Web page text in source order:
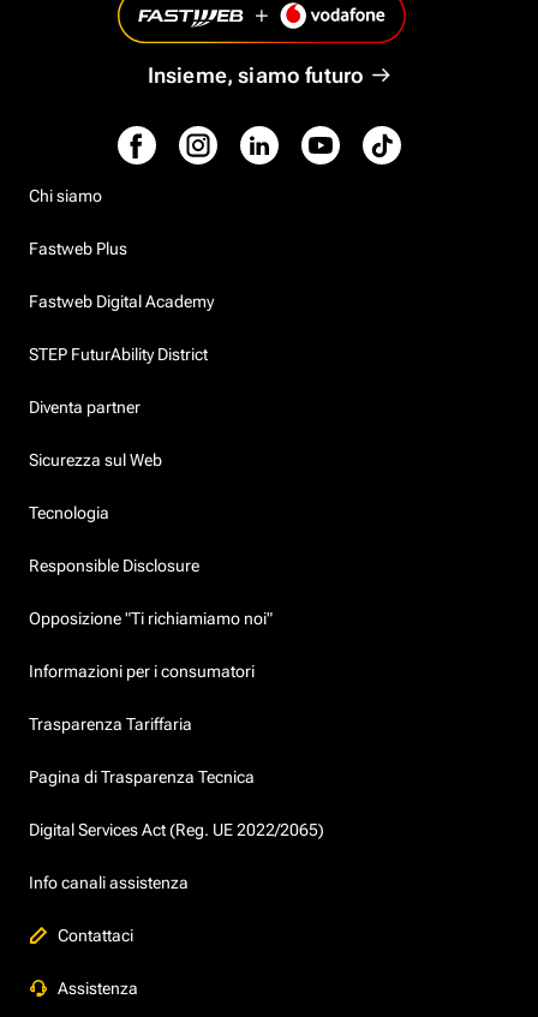
Insieme, siamo futuro
Chi siamo
Fastweb Plus
Fastweb Digital Academy
STEP FuturAbility District
Diventa partner
Sicurezza sul Web
Tecnologia
Responsible Disclosure
Opposizione "Ti richiamiamo noi"
Informazioni per i consumatori
Trasparenza Tariffaria
Pagina di Trasparenza Tecnica
Digital Services Act (Reg. UE 2022/2065)
Info canali assistenza
Contattaci
Assistenza